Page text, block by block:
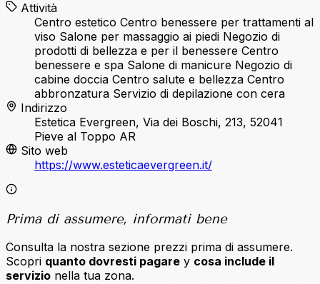
Attività
Centro estetico Centro benessere per trattamenti al
viso Salone per massaggio ai piedi Negozio di
prodotti di bellezza e per il benessere Centro
benessere e spa Salone di manicure Negozio di
cabine doccia Centro salute e bellezza Centro
abbronzatura Servizio di depilazione con cera
Indirizzo
Estetica Evergreen, Via dei Boschi, 213, 52041
Pieve al Toppo AR
Sito web
https://www.esteticaevergreen.it/
Prima di assumere, informati bene
Consulta la nostra sezione prezzi prima di assumere.
Scopri quanto dovresti pagare y cosa include il
servizio nella tua zona.